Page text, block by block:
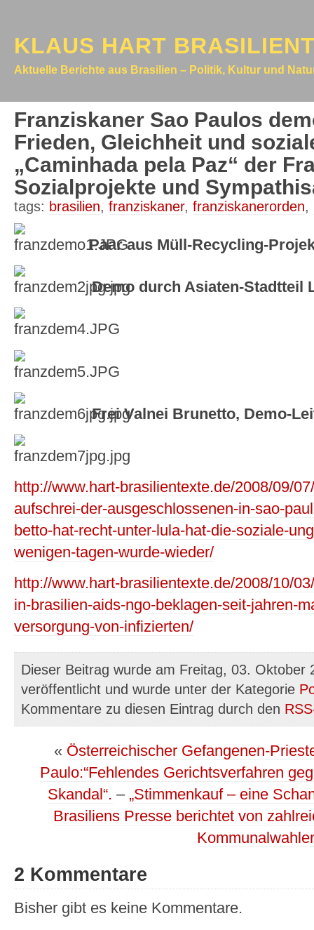
KLAUS HART
Aktuelle Berichte aus Brasilien – Politik, Kultur und
Franziskaner Sao Paulos
Frieden, Gleichheit und
„Caminhada pela Paz“ der
Sozialprojekte und
tags: brasilien, franziskaner, franziskanerorden,
Paar aus Müll-Recycling-
Demo durch Asiaten-Stadtteil
Frei Valnei Brunetto, Demo-
http://www.hart-brasilientexte.de/2008/09/
aufschrei-der-ausgeschlossenen-in-sao-
betto-hat-recht-unter-lula-hat-die-soziale-
wenigen-tagen-wurde-wieder/
http://www.hart-brasilientexte.de/2008/10/
in-brasilien-aids-ngo-beklagen-seit-jahren-
versorgung-von-infizierten/
Dieser Beitrag wurde am Freitag, 03. Oktober
veröffentlicht und wurde unter der Kategorie
Kommentare zu diesen Eintrag durch den
« Österreichischer Gefangenen-
Paulo:“Fehlendes Gerichtsverfahren
Skandal“. –„Stimmenkauf – eine
Brasiliens Presse berichtet von
2 Kommentare
Bisher gibt es keine Kommentare.